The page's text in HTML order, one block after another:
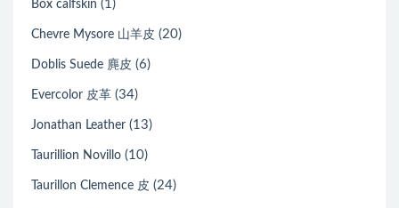
Box calfskin (1)
Chevre Mysore 山羊皮 (20)
Doblis Suede 麂皮 (6)
Evercolor 皮革 (34)
Jonathan Leather (13)
Taurillion Novillo (10)
Taurillon Clemence 皮 (24)